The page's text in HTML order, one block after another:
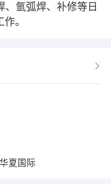
、氩弧焊、补修等日
。
夏国际